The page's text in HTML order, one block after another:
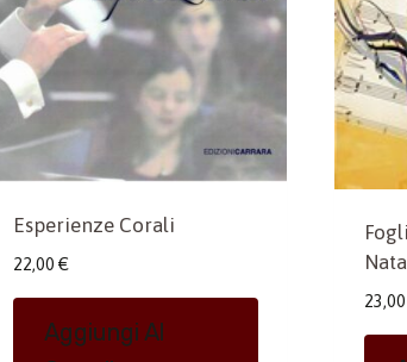
Esperienze Corali
22,00 €
Aggiungi Al
23,00